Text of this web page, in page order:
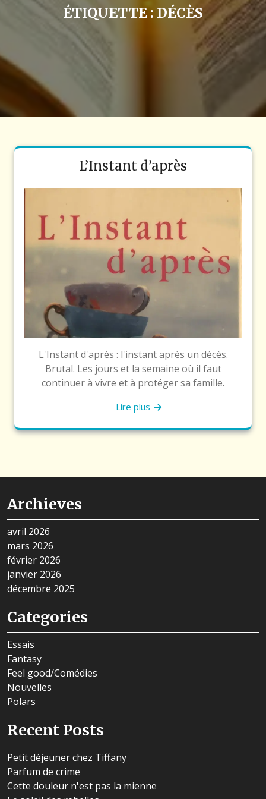
ÉTIQUETTE : DÉCÈS
L’Instant d’après
L'Instant d'après : l'instant après un décès.
Brutal. Les jours et la semaine où il faut
continuer à vivre et à protéger sa famille.
Lire plus
Archieves
avril 2026
mars 2026
février 2026
janvier 2026
décembre 2025
Categories
Essais
Fantasy
Feel good/Comédies
Nouvelles
Polars
Recent Posts
Petit déjeuner chez Tiffany
Parfum de crime
Cette douleur n'est pas la mienne